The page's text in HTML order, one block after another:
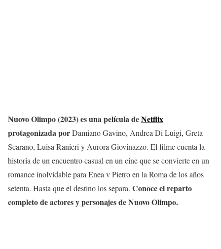
Nuovo Olimpo (2023) es una película deNetflix
protagonizada porDamiano Gavino, Andrea Di Luigi, Greta
Scarano, Luisa Ranieri y Aurora Giovinazzo. El filme cuenta la
historia de un encuentro casual en un cine que se convierte en un
romance inolvidable para Enea v Pietro en la Roma de los años
setenta. Hasta que el destino los separa. Conoce el reparto
completo de actores y personajes de Nuovo Olimpo.